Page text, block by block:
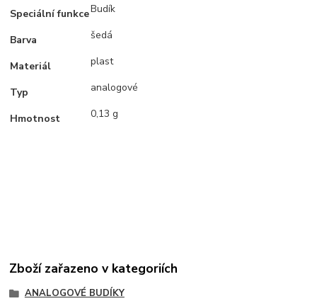
Speciální funkceBudík
Barva šedá
Materiál plast
Typ analogové
Hmotnost 0,13 g
Zboží zařazeno v kategoriích
ANALOGOVÉ BUDÍKY